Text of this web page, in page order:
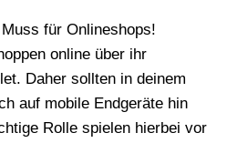
für Onlineshops!
online über ihr
Daher sollten in deinem
auf mobile Endgeräte hin
Rolle spielen hierbei vor